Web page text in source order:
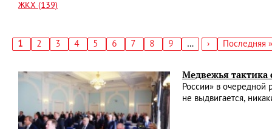
ЖКХ (139)
Текущая
1 Страница
2 Страница
3 Страница
4 Страница
5 Страница
6 Страница
7 Страница
8 Страница
9 …
Следующая
›
Последняя
Последняя »
Медвежья тактика
России» в очередной
не выдвигается,